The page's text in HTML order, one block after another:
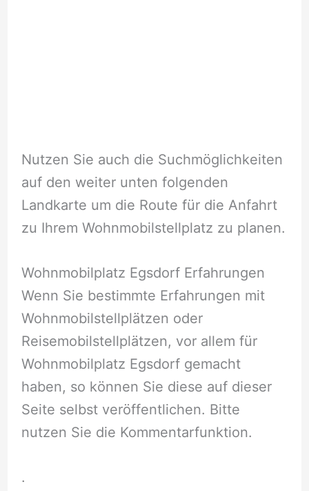
Nutzen Sie auch die Suchmöglichkeiten
auf den weiter unten folgenden
Landkarte um die Route für die Anfahrt
zu Ihrem Wohnmobilstellplatz zu planen.
Wohnmobilplatz Egsdorf Erfahrungen
Wenn Sie bestimmte Erfahrungen mit
Wohnmobilstellplätzen oder
Reisemobilstellplätzen, vor allem für
Wohnmobilplatz Egsdorf gemacht
haben, so können Sie diese auf dieser
Seite selbst veröffentlichen. Bitte
nutzen Sie die Kommentarfunktion.
.